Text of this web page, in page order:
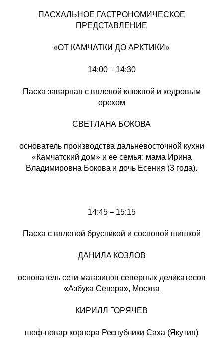
ПАСХАЛЬНОЕ ГАСТРОНОМИЧЕСКОЕ
ПРЕДСТАВЛЕНИЕ
«ОТ КАМЧАТКИ ДО АРКТИКИ»
14:00 – 14:30
Пасха заварная с вяленой клюквой и кедровым
орехом
СВЕТЛАНА БОКОВА
основатель производства дальневосточной кухни
«Камчатский дом» и ее семья: мама Ирина
Владимировна Бокова и дочь Есения (3 года).
14:45 – 15:15
Пасха с вяленой брусникой и сосновой шишкой
ДАНИЛА КОЗЛОВ
основатель сети магазинов северных деликатесов
«Азбука Севера», Москва
КИРИЛЛ ГОРЯЧЕВ
шеф-повар корнера Республики Саха (Якутия)